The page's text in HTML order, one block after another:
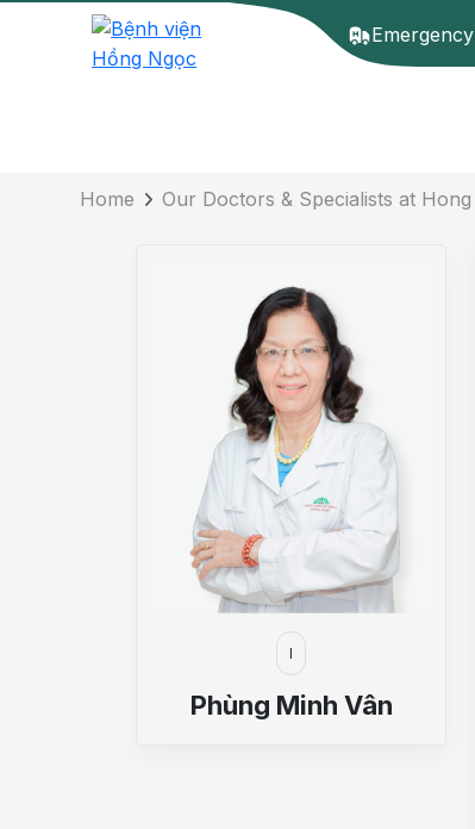
Home Our Doctors & Specialists at
I
Phùng Minh Vân